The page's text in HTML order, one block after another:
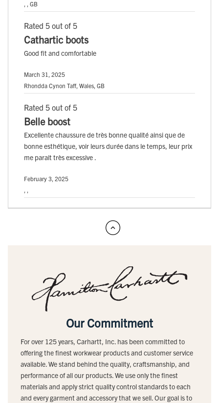
, , GB
Rated 5 out of 5
Cathartic boots
Good fit and comfortable
March 31, 2025
Rhondda Cynon Taff, Wales, GB
Rated 5 out of 5
Belle boost
Excellente chaussure de très bonne qualité ainsi que de
bonne esthétique, voir leurs durée dans le temps, leur prix
me parait très excessive .
February 3, 2025
Our Commitment
For over 125 years, Carhartt, Inc. has been committed to
offering the finest workwear products and customer service
available. We stand behind the quality, craftsmanship, and
performance of all our products. We use only the finest
materials and apply strict quality control standards to each
and every garment and accessory that we sell. Our goal is to